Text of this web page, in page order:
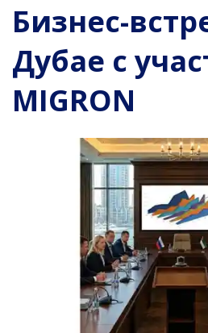
Бизнес-
Дубае с
MIGRON